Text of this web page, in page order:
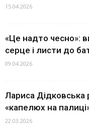
15.04.2026
«Це надто чесно»:
серце і листи до
09.04.2026
Лариса Дідковська
«капелюх на
22.03.2026